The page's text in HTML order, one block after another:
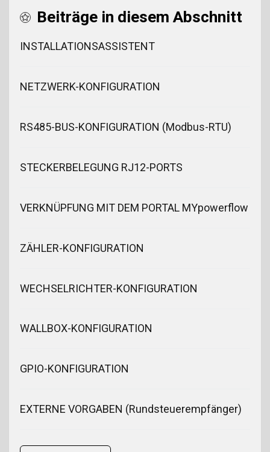
Beiträge in diesem Abschnitt
INSTALLATIONSASSISTENT
NETZWERK-KONFIGURATION
RS485-BUS-KONFIGURATION (Modbus-RTU)
STECKERBELEGUNG RJ12-PORTS
VERKNÜPFUNG MIT DEM PORTAL MYpowerflow
ZÄHLER-KONFIGURATION
WECHSELRICHTER-KONFIGURATION
WALLBOX-KONFIGURATION
GPIO-KONFIGURATION
EXTERNE VORGABEN (Rundsteuerempfänger)